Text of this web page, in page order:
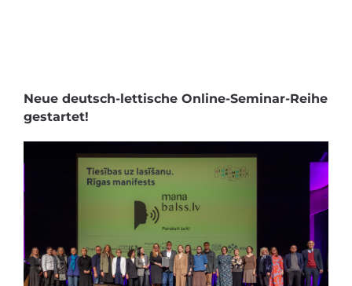
Neue deutsch-lettische Online-Seminar-Reihe
gestartet!